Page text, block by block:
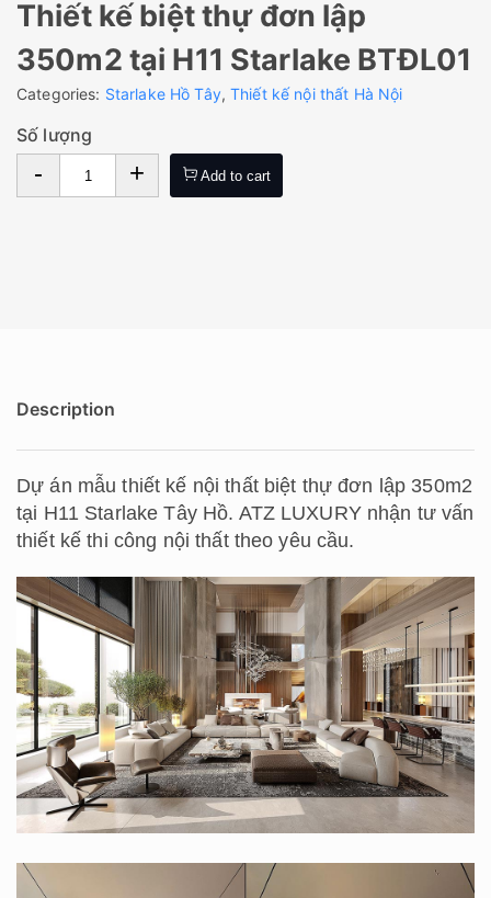
Thiết kế biệt thự đơn lập
350m2 tại H11 Starlake BTĐL01
Categories: Starlake Hồ Tây,Thiết kế nội thất Hà Nội
Số lượng
- + Add to cart
Description
Dự án mẫu thiết kế nội thất biệt thự đơn lập 350m2
tại H11 Starlake Tây Hồ. ATZ LUXURY nhận tư vấn
thiết kế thi công nội thất theo yêu cầu.